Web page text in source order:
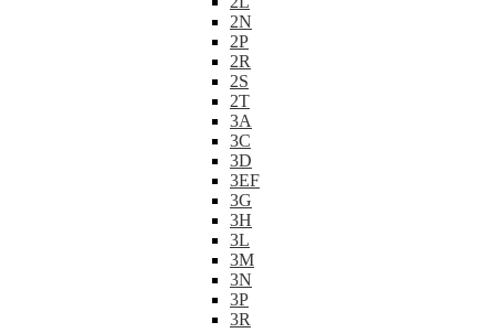
2N
2P
2R
2S
2T
3A
3C
3D
3EF
3G
3H
3L
3M
3N
3P
3R